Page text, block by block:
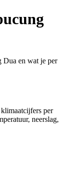
Dua en wat je per
per
neerslag,